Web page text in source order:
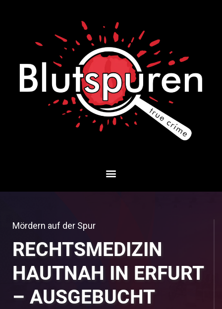
Mördern auf der Spur
RECHTSMEDIZIN
HAUTNAH IN ERFURT
– AUSGEBUCHT